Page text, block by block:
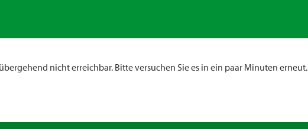
nicht erreichbar. Bitte versuchen Sie es in ein paar Minuten erneut.